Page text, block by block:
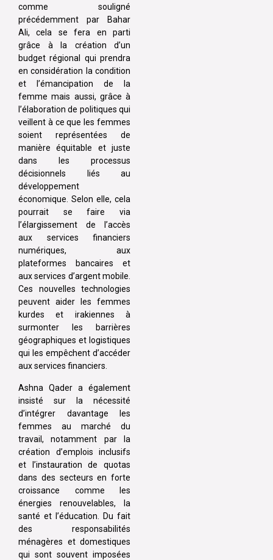
comme souligné
précédemment par Bahar
Ali, cela se fera en parti
grâce à la création d’un
budget régional qui prendra
en considération la condition
et l’émancipation de la
femme mais aussi, grâce à
l’élaboration de politiques qui
veillent à ce que les femmes
soient représentées de
manière équitable et juste
dans les processus
décisionnels liés au
développement
économique. Selon elle, cela
pourrait se faire via
l’élargissement de l’accès
aux services financiers
numériques, aux
plateformes bancaires et
aux services d’argent mobile.
Ces nouvelles technologies
peuvent aider les femmes
kurdes et irakiennes à
surmonter les barrières
géographiques et logistiques
qui les empêchent d’accéder
aux services financiers.
Ashna Qader a également
insisté sur la nécessité
d’intégrer davantage les
femmes au marché du
travail, notamment par la
création d’emplois inclusifs
et l’instauration de quotas
dans des secteurs en forte
croissance comme les
énergies renouvelables, la
santé et l’éducation. Du fait
des responsabilités
ménagères et domestiques
qui sont souvent imposées